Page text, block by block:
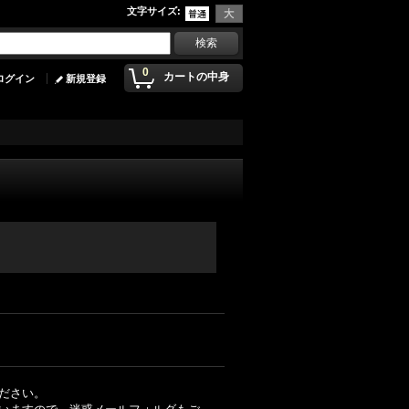
文字サイズ:
0 カートの中身
グイン 新規登録
さい。